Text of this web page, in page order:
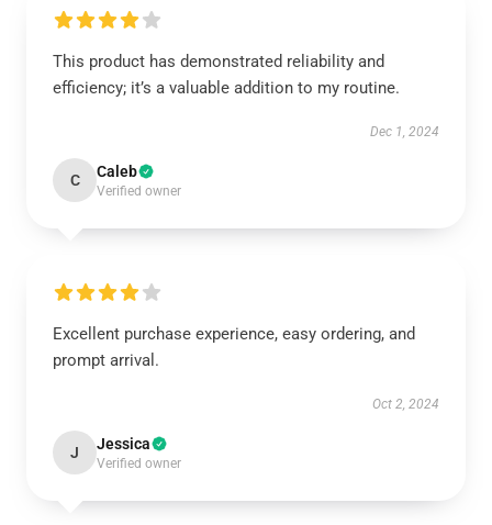
This product has demonstrated reliability and
efficiency; it’s a valuable addition to my routine.
Dec 1, 2024
C Caleb
Verified owner
Excellent purchase experience, easy ordering, and
prompt arrival.
Oct 2, 2024
J Jessica
Verified owner